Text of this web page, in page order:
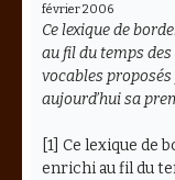
février 2006
Ce lexique de
au fil du temps
vocables
aujourd’hui sa
[1] Ce lexique de
enrichi au fil du